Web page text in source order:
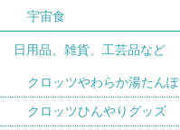
宇宙食
日用品、雑貨、工芸品など
クロッツやわらか湯たんぽ
クロッツひんやりグッズ